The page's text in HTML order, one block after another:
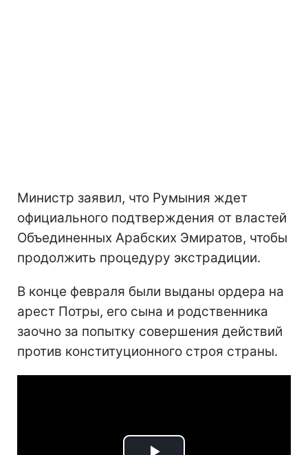
Министр заявил, что Румыния ждет
официального подтверждения от властей
Объединенных Арабских Эмиратов, чтобы
продолжить процедуру экстрадиции.
В конце февраля были выданы ордера на
арест Потры, его сына и родственника
заочно за попытку совершения действий
против конституционного строя страны.